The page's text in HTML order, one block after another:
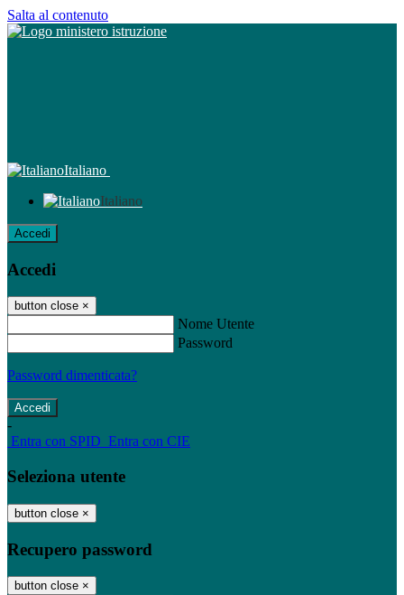
Salta al contenuto
Italiano
Italiano
Accedi
Accedi
button close ×
Nome Utente
Password
Password dimenticata?
-
Entra con SPID Entra con CIE
Seleziona utente
button close ×
Recupero password
button close ×